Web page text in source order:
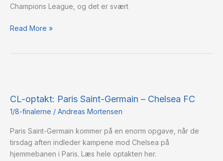
Champions League, og det er svært
Read More »
CL-optakt: Paris Saint-Germain – Chelsea FC
1/8-finalerne / Andreas Mortensen
Paris Saint-Germain kommer på en enorm opgave, når de
tirsdag aften indleder kampene mod Chelsea på
hjemmebanen i Paris. Læs hele optakten her.
Paris
Saint-
–
Chelsea
FC